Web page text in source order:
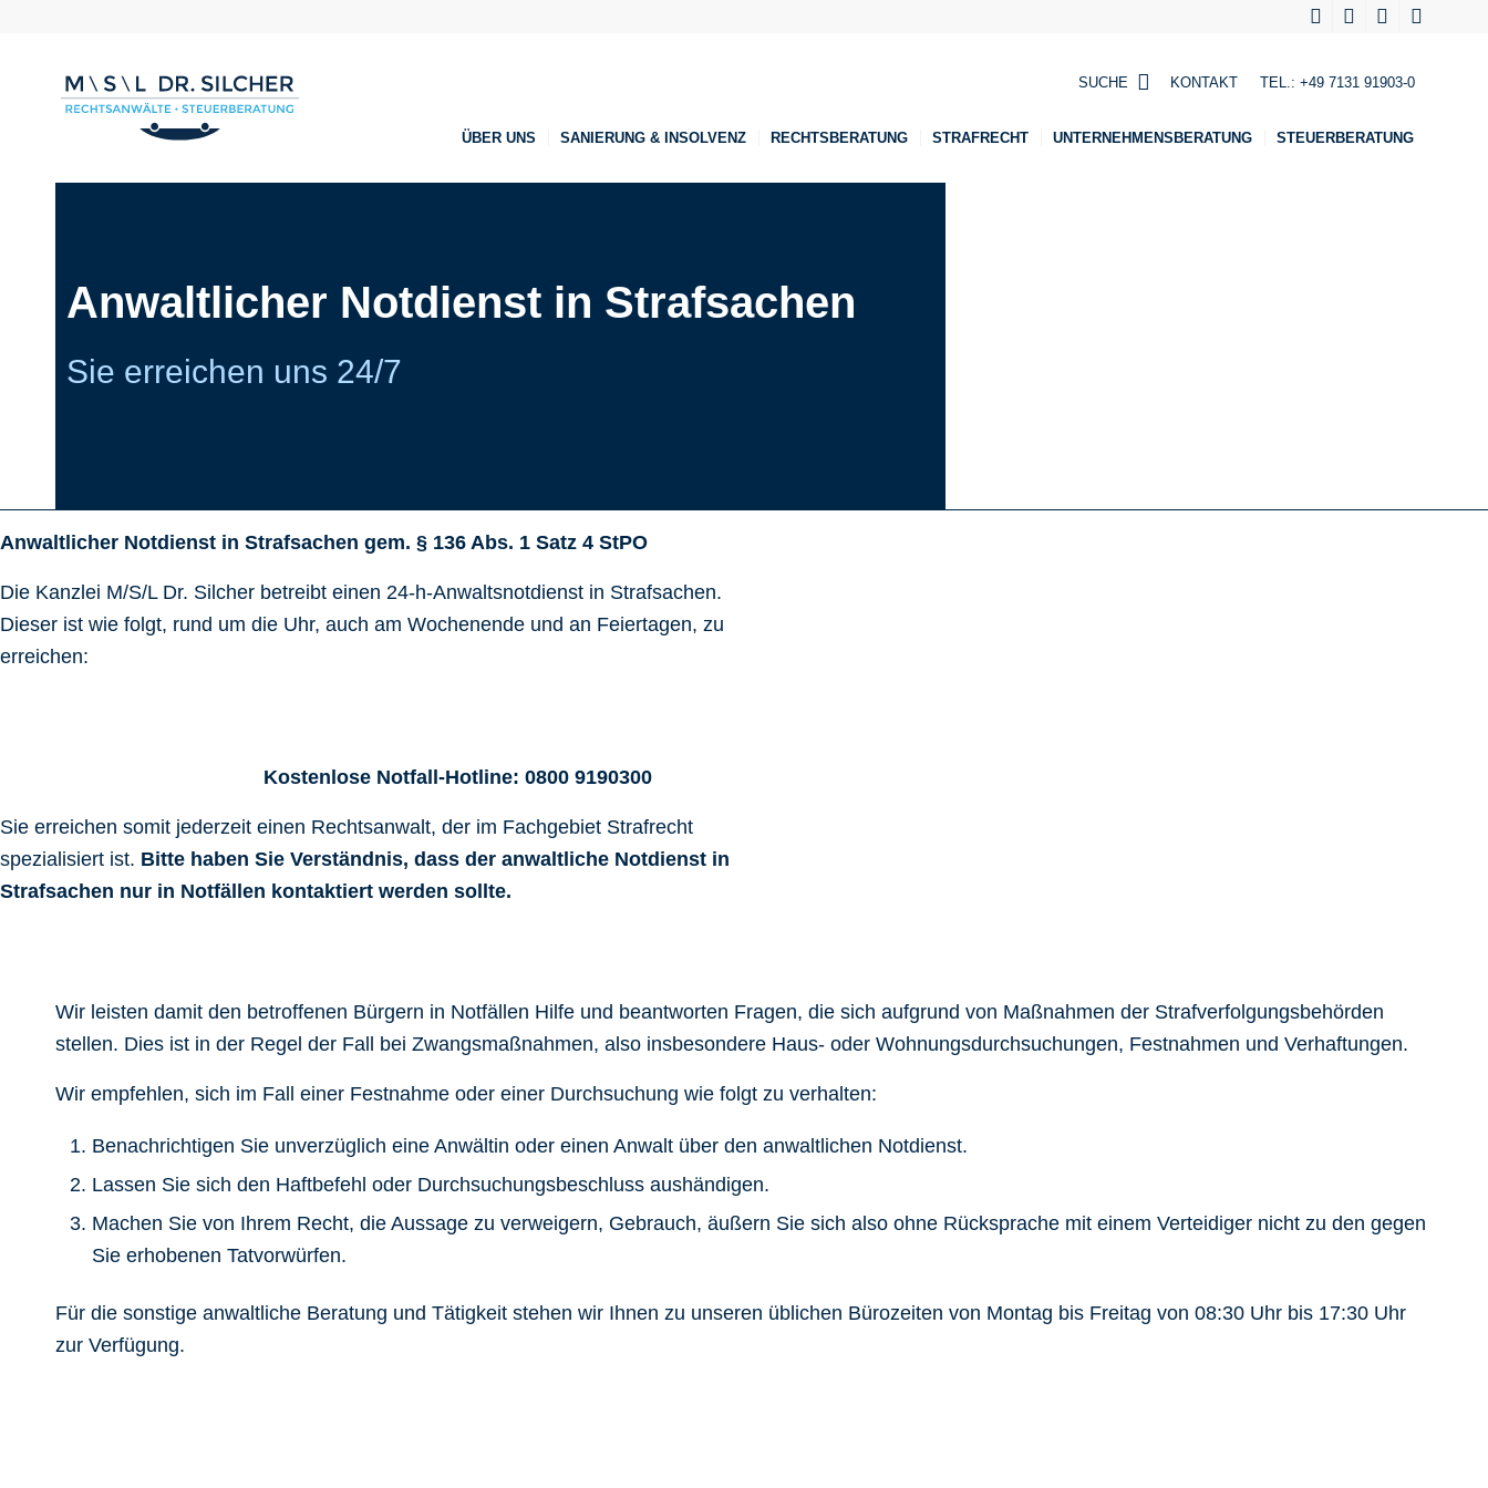
SUCHE KONTAKT TEL.: +49 7131 91903-0
ÜBER UNS SANIERUNG & INSOLVENZ RECHTSBERATUNG STRAFRECHT UNTERNEHMENSBERATUNG STEUERBERATUNG
Anwaltlicher Notdienst in Strafsachen
Sie erreichen uns 24/7
Anwaltlicher Notdienst in Strafsachen gem. § 136 Abs. 1 Satz 4 StPO
Die Kanzlei M/S/L Dr. Silcher betreibt einen 24-h-Anwaltsnotdienst in Strafsachen.
Dieser ist wie folgt, rund um die Uhr, auch am Wochenende und an Feiertagen, zu
erreichen:
Kostenlose Notfall-Hotline: 0800 9190300
Sie erreichen somit jederzeit einen Rechtsanwalt, der im Fachgebiet Strafrecht
spezialisiert ist. Bitte haben Sie Verständnis, dass der anwaltliche Notdienst in
Strafsachen nur in Notfällen kontaktiert werden sollte.
Wir leisten damit den betroffenen Bürgern in Notfällen Hilfe und beantworten Fragen, die sich aufgrund von Maßnahmen der Strafverfolgungsbehörden
stellen. Dies ist in der Regel der Fall bei Zwangsmaßnahmen, also insbesondere Haus- oder Wohnungsdurchsuchungen, Festnahmen und Verhaftungen.
Wir empfehlen, sich im Fall einer Festnahme oder einer Durchsuchung wie folgt zu verhalten:
Benachrichtigen Sie unverzüglich eine Anwältin oder einen Anwalt über den anwaltlichen Notdienst.
Lassen Sie sich den Haftbefehl oder Durchsuchungsbeschluss aushändigen.
Machen Sie von Ihrem Recht, die Aussage zu verweigern, Gebrauch, äußern Sie sich also ohne Rücksprache mit einem Verteidiger nicht zu den gegen
Sie erhobenen Tatvorwürfen.
Für die sonstige anwaltliche Beratung und Tätigkeit stehen wir Ihnen zu unseren üblichen Bürozeiten von Montag bis Freitag von 08:30 Uhr bis 17:30 Uhr
zur Verfügung.